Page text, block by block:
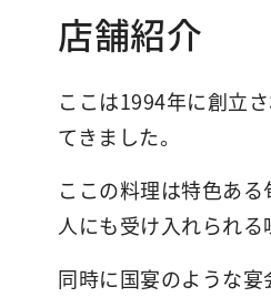
店舗紹介
ここは1994年に創立
てきました。
ここの料理は特色あ
人にも受け入れられる
同時に国宴のような